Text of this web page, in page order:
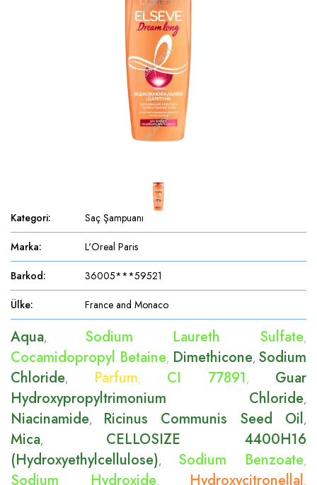
Kategori: Saç Şampuanı
Marka: L'Oreal Paris
Barkod: 36005***59521
Ülke: France and Monaco
Aqua, Sodium Laureth Sulfate,
Cocamidopropyl Betaine, Dimethicone, Sodium
Chloride, Parfum, CI 77891, Guar
Hydroxypropyltrimonium Chloride,
Niacinamide, Ricinus Communis Seed Oil,
Mica, CELLOSIZE 4400H16
(Hydroxyethylcellulose), Sodium Benzoate,
Sodium Hydroxide, Hydroxycitronellal,